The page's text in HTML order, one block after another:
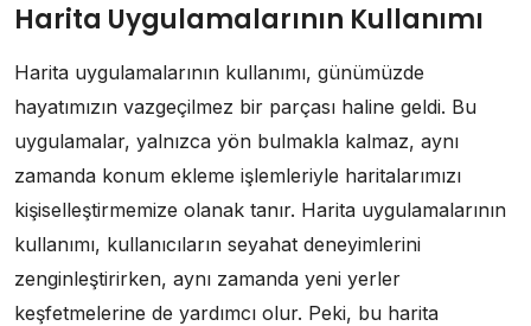
Harita Uygulamalarının Kullanımı
Harita uygulamalarının kullanımı, günümüzde
hayatımızın vazgeçilmez bir parçası haline geldi. Bu
uygulamalar, yalnızca yön bulmakla kalmaz, aynı
zamanda konum ekleme işlemleriyle haritalarımızı
kişiselleştirmemize olanak tanır. Harita uygulamalarının
kullanımı, kullanıcıların seyahat deneyimlerini
zenginleştirirken, aynı zamanda yeni yerler
keşfetmelerine de yardımcı olur. Peki, bu harita